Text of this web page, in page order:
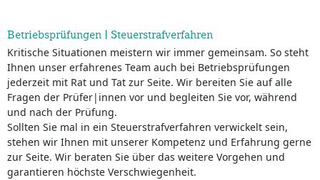
Betriebsprüfungen | Steuerstrafverfahren
Kritische Situationen meistern wir immer gemeinsam. So steht
Ihnen unser erfahrenes Team auch bei Betriebsprüfungen
jederzeit mit Rat und Tat zur Seite. Wir bereiten Sie auf alle
Fragen der Prüfer|innen vor und begleiten Sie vor, während
und nach der Prüfung.
Sollten Sie mal in ein Steuerstrafverfahren verwickelt sein,
stehen wir Ihnen mit unserer Kompetenz und Erfahrung gerne
zur Seite. Wir beraten Sie über das weitere Vorgehen und
garantieren höchste Verschwiegenheit.